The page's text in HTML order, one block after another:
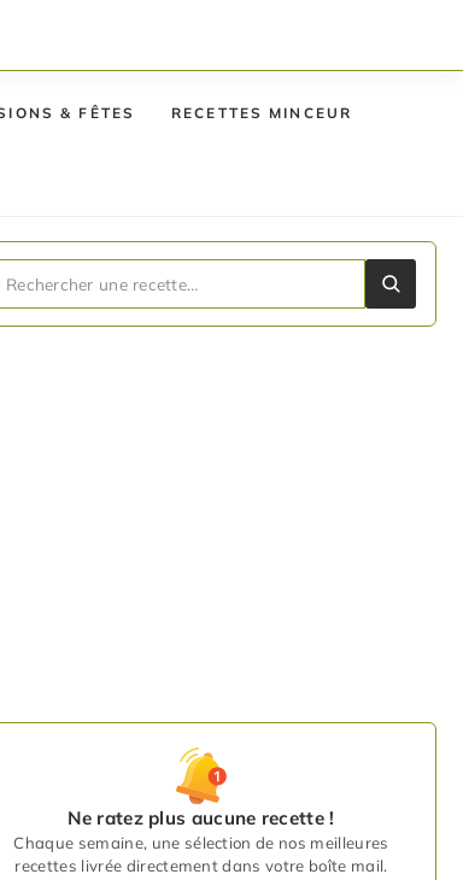
& FÊTES RECETTES MINCEUR
Ne ratez plus aucune recette !
Chaque semaine, une sélection de nos meilleures
recettes livrée directement dans votre boîte mail.